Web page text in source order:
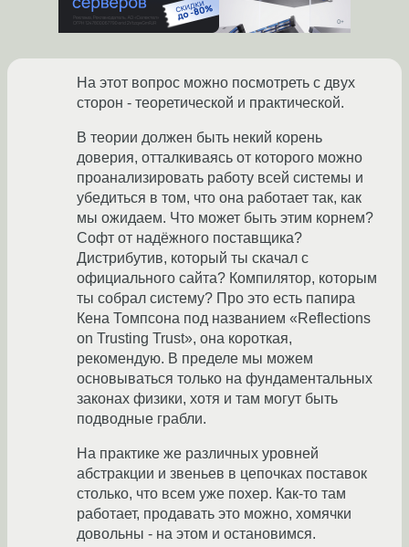
На этот вопрос можно посмотреть с двух
сторон - теоретической и практической.
В теории должен быть некий корень
доверия, отталкиваясь от которого можно
проанализировать работу всей системы и
убедиться в том, что она работает так, как
мы ожидаем. Что может быть этим корнем?
Софт от надёжного поставщика?
Дистрибутив, который ты скачал с
официального сайта? Компилятор, которым
ты собрал систему? Про это есть папира
Кена Томпсона под названием «Reflections
on Trusting Trust», она короткая,
рекомендую. В пределе мы можем
основываться только на фундаментальных
законах физики, хотя и там могут быть
подводные грабли.
На практике же различных уровней
абстракции и звеньев в цепочках поставок
столько, что всем уже похер. Как-то там
работает, продавать это можно, хомячки
довольны - на этом и остановимся.